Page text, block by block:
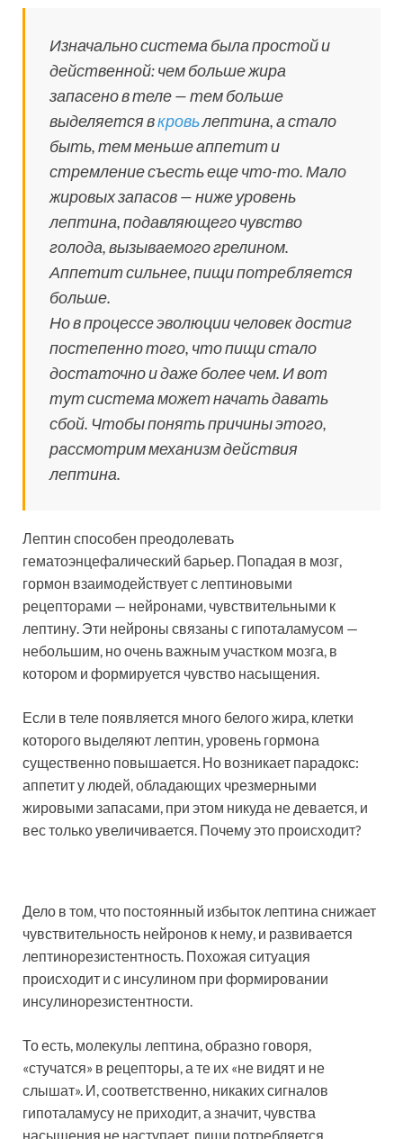
Изначально система была простой и
действенной: чем больше жира
запасено в теле — тем больше
выделяется вкровьлептина, а стало
быть, тем меньше аппетит и
стремление съесть еще что-то. Мало
жировых запасов — ниже уровень
лептина, подавляющего чувство
голода, вызываемого грелином.
Аппетит сильнее, пищи потребляется
больше.
Но в процессе эволюции человек достиг
постепенно того, что пищи стало
достаточно и даже более чем. И вот
тут система может начать давать
сбой. Чтобы понять причины этого,
рассмотрим механизм действия
лептина.
Лептин способен преодолевать
гематоэнцефалический барьер. Попадая в мозг,
гормон взаимодействует с лептиновыми
рецепторами — нейронами, чувствительными к
лептину. Эти нейроны связаны с гипоталамусом —
небольшим, но очень важным участком мозга, в
котором и формируется чувство насыщения.
Если в теле появляется много белого жира, клетки
которого выделяют лептин, уровень гормона
существенно повышается. Но возникает парадокс:
аппетит у людей, обладающих чрезмерными
жировыми запасами, при этом никуда не девается, и
вес только увеличивается. Почему это происходит?
Дело в том, что постоянный избыток лептина снижает
чувствительность нейронов к нему, и развивается
лептинорезистентность. Похожая ситуация
происходит и с инсулином при формировании
инсулинорезистентности.
То есть, молекулы лептина, образно говоря,
«стучатся» в рецепторы, а те их «не видят и не
слышат». И, соответственно, никаких сигналов
гипоталамусу не приходит, а значит, чувства
насыщения не наступает, пищи потребляется